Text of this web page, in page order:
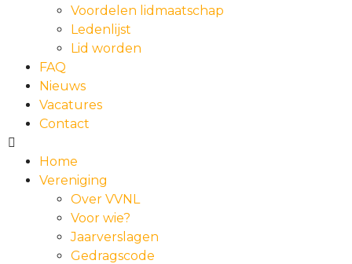
Voordelen lidmaatschap
Ledenlijst
Lid worden
FAQ
Nieuws
Vacatures
Contact
Home
Vereniging
Over VVNL
Voor wie?
Jaarverslagen
Gedragscode